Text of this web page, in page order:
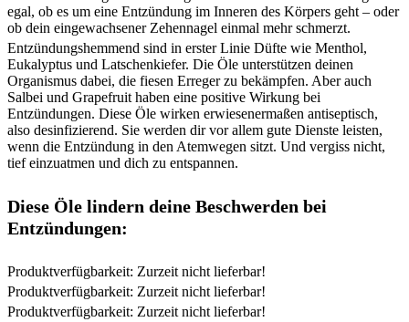
egal, ob es um eine Entzündung im Inneren des Körpers geht – oder
ob dein eingewachsener Zehennagel einmal mehr schmerzt.
Entzündungshemmend sind in erster Linie Düfte wie Menthol,
Eukalyptus und Latschenkiefer. Die Öle unterstützen deinen
Organismus dabei, die fiesen Erreger zu bekämpfen. Aber auch
Salbei und Grapefruit haben eine positive Wirkung bei
Entzündungen. Diese Öle wirken erwiesenermaßen antiseptisch,
also desinfizierend. Sie werden dir vor allem gute Dienste leisten,
wenn die Entzündung in den Atemwegen sitzt. Und vergiss nicht,
tief einzuatmen und dich zu entspannen.
Diese Öle lindern deine Beschwerden bei
Entzündungen:
Produktverfügbarkeit: Zurzeit nicht lieferbar!
Produktverfügbarkeit: Zurzeit nicht lieferbar!
Produktverfügbarkeit: Zurzeit nicht lieferbar!